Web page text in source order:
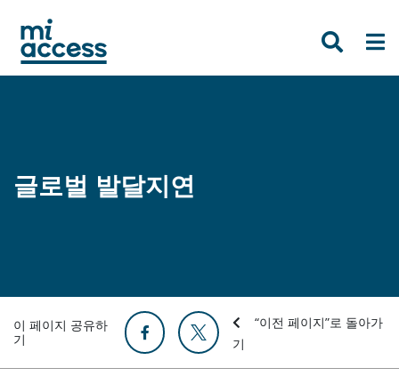
main
content
글로벌 발달지연
이 페이지 공유하
기
“이전 페이지”로 돌아가
기